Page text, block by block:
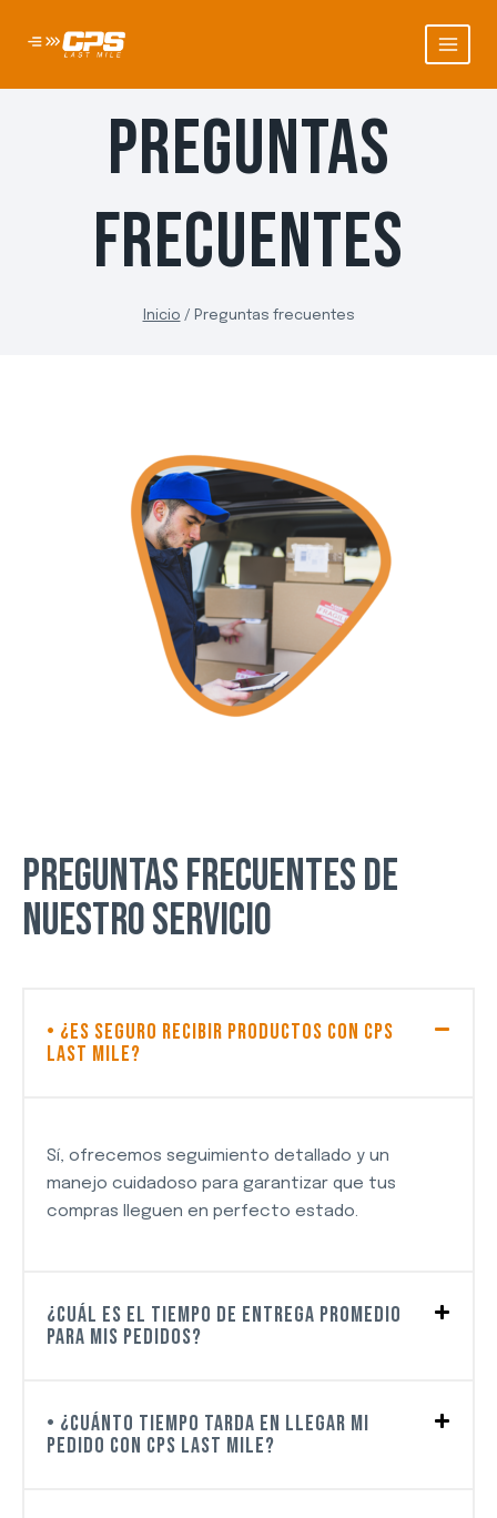
PREGUNTAS
FRECUENTES
Inicio / Preguntas frecuentes
PREGUNTAS FRECUENTES DE
NUESTRO SERVICIO
• ¿Es seguro recibir productos con CPS
Last Mile?
Sí, ofrecemos seguimiento detallado y un
manejo cuidadoso para garantizar que tus
compras lleguen en perfecto estado.
¿Cuál es el tiempo de entrega promedio
para mis pedidos?
• ¿Cuánto tiempo tarda en llegar mi
pedido con CPS Last Mile?